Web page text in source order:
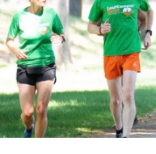
Kontakt
Partner
Suchen
Stellenangebote